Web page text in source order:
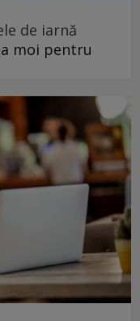
de iarnă
moi pentru